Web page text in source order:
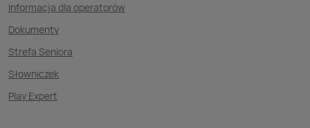
Informacja dla operatorów
Dokumenty
Strefa Seniora
Słowniczek
Play Expert